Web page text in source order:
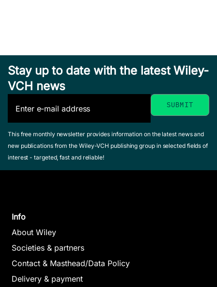
Stay up to date with the latest Wiley-
VCH news
This free monthly newsletter provides information on the latest news and
new publications from the Wiley-VCH publishing group in selected fields of
interest - targeted, fast and reliable!
Info
About Wiley
Societies & partners
Contact & Masthead/Data Policy
Delivery & payment